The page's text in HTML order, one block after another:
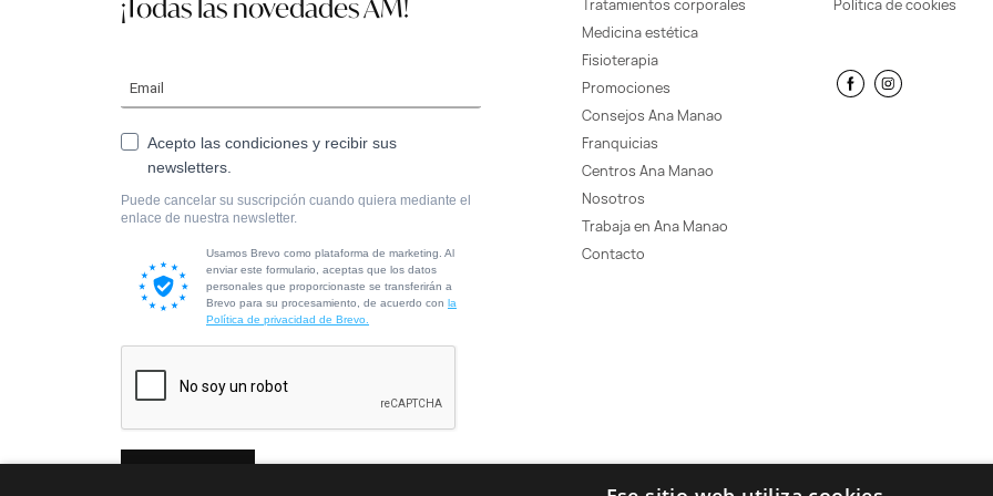
¡Todas las novedades AM!
Acepto las condiciones y recibir sus
newsletters.
Puede cancelar su suscripción cuando quiera mediante el
enlace de nuestra newsletter.
Usamos Brevo como plataforma de marketing. Al
enviar este formulario, aceptas que los datos
personales que proporcionaste se transferirán a
Brevo para su procesamiento, de acuerdo con la
Política de privacidad de Brevo.
Tratamientos corporales
Medicina estética
Fisioterapia
Promociones
Consejos Ana Manao
Franquicias
Centros Ana Manao
Nosotros
Trabaja en Ana Manao
Contacto
Política de cookies